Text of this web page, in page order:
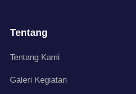
Tentang
Tentang Kami
Galeri Kegiatan